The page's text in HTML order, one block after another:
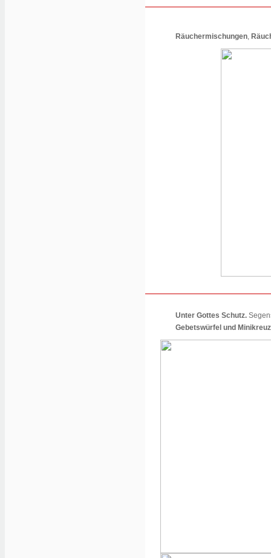
Räuchermischungen,
Unter Gottes Schutz.
Gebetswürfel und